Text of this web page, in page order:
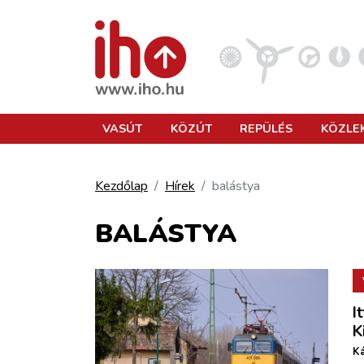
REPÜLÉS
KÖZLEKEDÉSFEJLESZTÉS
ELLÁTÁSI LÁNC
VASÚT KÖZÚT REPÜLÉS
Kezdőlap Hírek balástya
BALÁSTYA